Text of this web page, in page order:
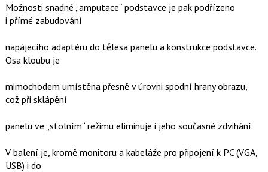
Možnosti snadné „amputace“ podstavce je pak podřízeno
i přímé zabudování
napájecího adaptéru do tělesa panelu a konstrukce podstavce.
Osa kloubu je
mimochodem umístěna přesně v úrovni spodní hrany obrazu,
což při sklápění
panelu ve „stolním“ režimu eliminuje i jeho současné zdvihání.
V balení je, kromě monitoru a kabeláže pro připojení k PC (VGA,
USB) i do